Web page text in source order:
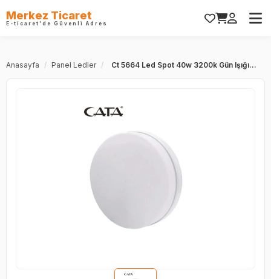
Merkez Ticaret
E-ticaret'de Güvenli Adres
Anasayfa / Panel Ledler / Ct 5664 Led Spot 40w 3200k Gün Işığı...